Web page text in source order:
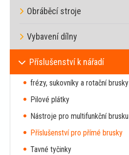
Obráběcí stroje
Vybavení dílny
Příslušenství k nářadí
frézy, sukovníky a rotační brusky
Pilové plátky
Nástroje pro multifunkční brusku
Příslušenství pro přímé brusky
Tavné tyčinky